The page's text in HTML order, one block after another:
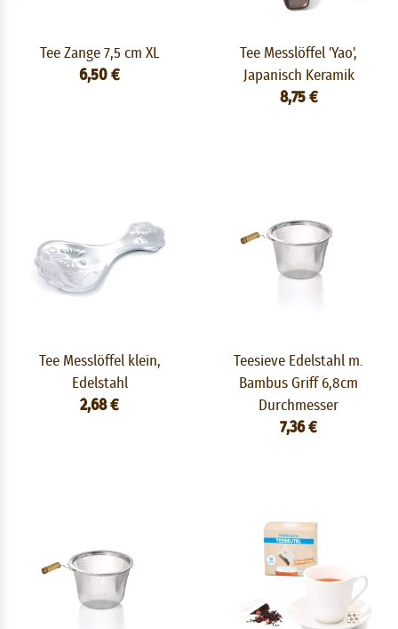
Tee Zange 7,5 cm XL
6,50 €
Tee Messlöffel 'Yao',
Japanisch Keramik
8,75 €
Tee Messlöffel klein,
Edelstahl
2,68 €
Teesieve Edelstahl m.
Bambus Griff 6,8cm
Durchmesser
7,36 €